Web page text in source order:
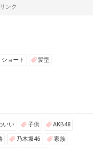
ンク
ショート 髪型
いい 子供 AKB48
乃木坂46 家族